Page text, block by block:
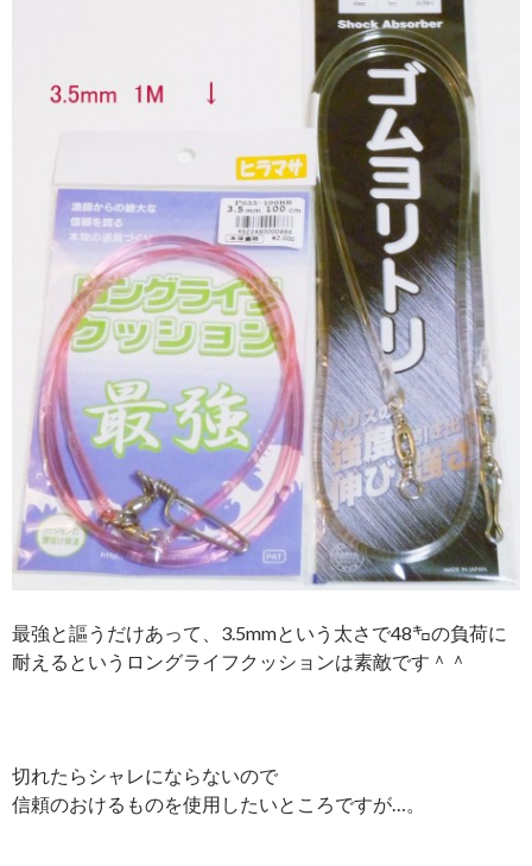
最強と謳うだけあって、3.5mmという太さで48㌔の負荷に
耐えるというロングライフクッションは素敵です＾＾
切れたらシャレにならないので
信頼のおけるものを使用したいところですが…。